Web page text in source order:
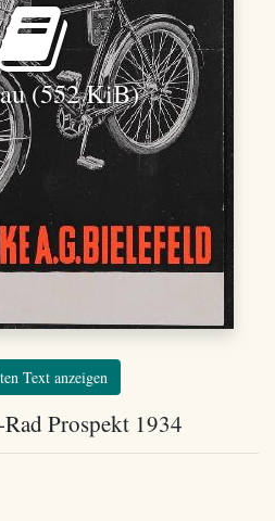
(552 KiB)
Text anzeigen
Prospekt 1934